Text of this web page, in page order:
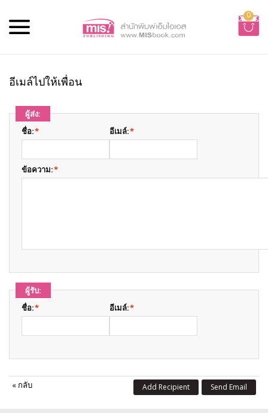
0
อีเมล์ไปให้เพื่อน
ผู้ส่ง:
*
ชื่อ: *
อีเมล์:
*
ข้อความ:
ผู้รับ:
*
ชื่อ: *
อีเมล์:
« กลับ Send Email
Add Recipient